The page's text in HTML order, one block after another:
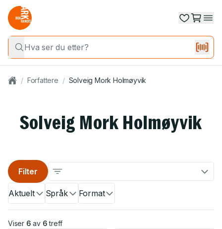
/ Forfattere / Solveig Mork Holmøyvik
Solveig Mork Holmøyvik
Aktuelt Språk Format
Filter
Viser 6 av 6 treff